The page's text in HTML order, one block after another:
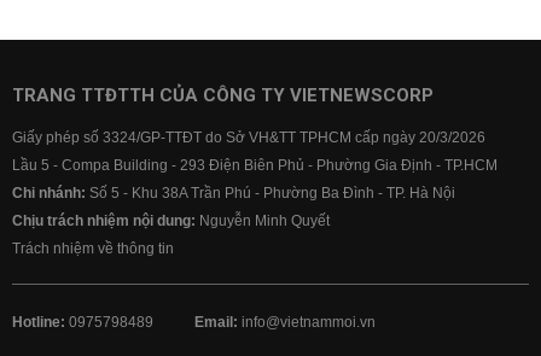
TRANG TTĐTTH CỦA CÔNG TY VIETNEWSCORP
Giấy phép số 3324/GP-TTĐT do Sở VH&TT TPHCM cấp ngày 20/3/2026
Lầu 5 - Compa Building - 293 Điện Biên Phủ - Phường Gia Định - TP.HCM
Chi nhánh: Số 5 - Khu 38A Trần Phú - Phường Ba Đình - TP. Hà Nội
Chịu trách nhiệm nội dung: Nguyễn Minh Quyết
Trách nhiệm về thông tin
Hotline: 0975798489 Email: info@vietnammoi.vn